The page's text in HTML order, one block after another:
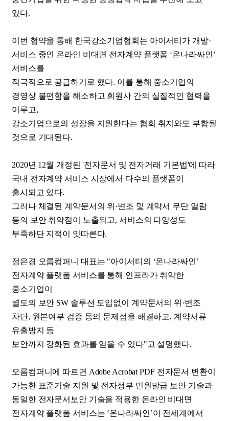
있다.
이번 협약을 통해 한국강소기업협회는 아이서티가 개발·
서비스 중인 온라인 비대면 전자계약 플랫폼 ‘온나라싸인’
서비스를
적극적으로 공급하기로 했다. 이를 통해 중소기업의
경영상 불편함을 해소하고 회원사 간의 실질적인 협력을
이루고,
강소기업으로의 성장을 지원한다는 협회 취지와도 부합될
것으로 기대된다.
2020년 12월 개정된 '전자문서 및 전자거래 기본법'에 따라
국내 전자계약 서비스 시장에서 다수의 플랫폼이
출시되고 있다.
그러나 체결된 계약문서의 위·변조 및 계약서 무단 열람
등의 보안 취약점이 노출되고, 서비스의 다양성도
부족하단 지적이 잇따른다.
정은경 오름컴퍼니 대표는 "아이서티의 ‘온나라싸인’
전자계약 플랫폼 서비스를 통해 인프라가 취약한
중소기업이
별도의 보안 SW 솔루션 도입없이 계약문서의 위·변조
차단, 원본여부 검증 등의 문제점을 해결하고, 계약서류
유출방지 등
보안까지 강화된 효과를 얻을 수 있다"고 설명했다.
오름컴퍼니에 따르면 Adobe Acrobat PDF 전자문서 변환이
가능한 표준기술 지원 및 전자정부 민원발급 보안 기술과
동일한 전자문서보안 기술을 적용한 온라인 비대면
전자계약 플랫폼 서비스는 ‘온나라싸인’이 전세계에서